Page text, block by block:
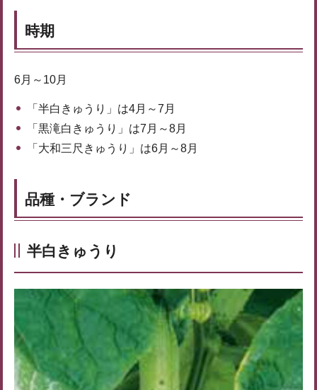
時期
6月～10月
「半白きゅうり」は4月～7月
「黒滝白きゅうり」は7月～8月
「大和三尺きゅうり」は6月～8月
品種・ブランド
半白きゅうり